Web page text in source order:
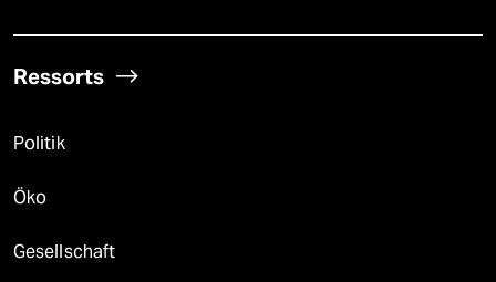
Ressorts
Politik
Öko
Gesellschaft